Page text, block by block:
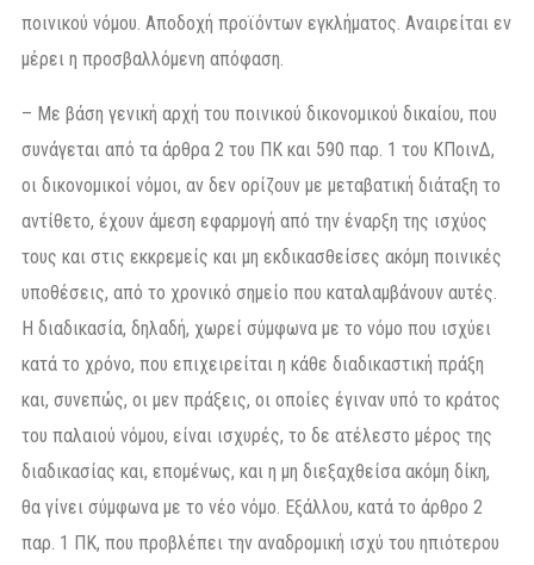
ποινικού νόμου. Αποδοχή προϊόντων εγκλήματος. Αναιρείται εν
μέρει η προσβαλλόμενη απόφαση.
– Με βάση γενική αρχή του ποινικού δικονομικού δικαίου, που
συνάγεται από τα άρθρα 2 του ΠΚ και 590 παρ. 1 του ΚΠοινΔ,
οι δικονομικοί νόμοι, αν δεν ορίζουν με μεταβατική διάταξη το
αντίθετο, έχουν άμεση εφαρμογή από την έναρξη της ισχύος
τους και στις εκκρεμείς και μη εκδικασθείσες ακόμη ποινικές
υποθέσεις, από το χρονικό σημείο που καταλαμβάνουν αυτές.
Η διαδικασία, δηλαδή, χωρεί σύμφωνα με το νόμο που ισχύει
κατά το χρόνο, που επιχειρείται η κάθε διαδικαστική πράξη
και, συνεπώς, οι μεν πράξεις, οι οποίες έγιναν υπό το κράτος
του παλαιού νόμου, είναι ισχυρές, το δε ατέλεστο μέρος της
διαδικασίας και, επομένως, και η μη διεξαχθείσα ακόμη δίκη,
θα γίνει σύμφωνα με το νέο νόμο. Εξάλλου, κατά το άρθρο 2
παρ. 1 ΠΚ, που προβλέπει την αναδρομική ισχύ του ηπιότερου